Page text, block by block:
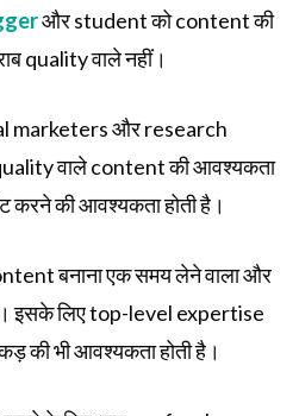
और student को content की
quality वाले नहीं।
marketers और research
वाले content की आवश्यकता
करने की आवश्यकता होती है।
बनाना एक समय लेने वाला और
लिए top-level expertise
की भी आवश्यकता होती है।